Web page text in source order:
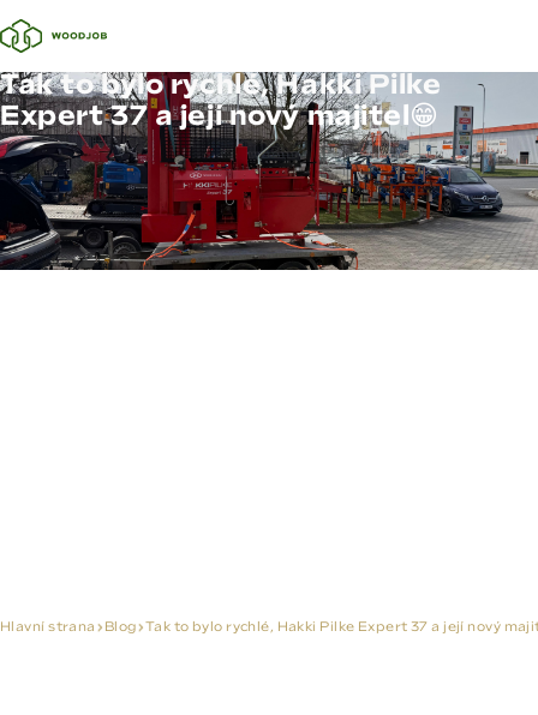
Tak to bylo rychlé, Hakki Pilke
Expert 37 a její nový majitel😁
Hlavní strana Blog Tak to bylo rychlé, Hakki Pilke Expert 37 a její nový